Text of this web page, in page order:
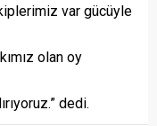
var gücüyle
olan oy
dedi.